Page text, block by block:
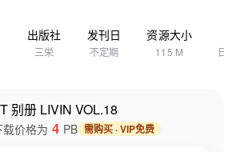
出版社
三栄
发刊日
不定期
资源大小
115 M 日
别册 LIVIN VOL.18
价格为 4 PB 需购买 · VIP免费